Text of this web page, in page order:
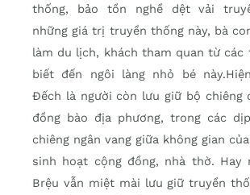
thống, bảo tồn nghề dệt vải
những giá trị truyền thống này, bà
làm du lịch, khách tham quan từ các
biết đến ngôi làng nhỏ bé
Đếch là người còn lưu giữ bộ chiêng
đồng bào địa phương, trong các
chiêng ngân vang giữa không gian
sinh hoạt cộng đồng, nhà thờ. Hay
Brệu vẫn miệt mài lưu giữ truyền